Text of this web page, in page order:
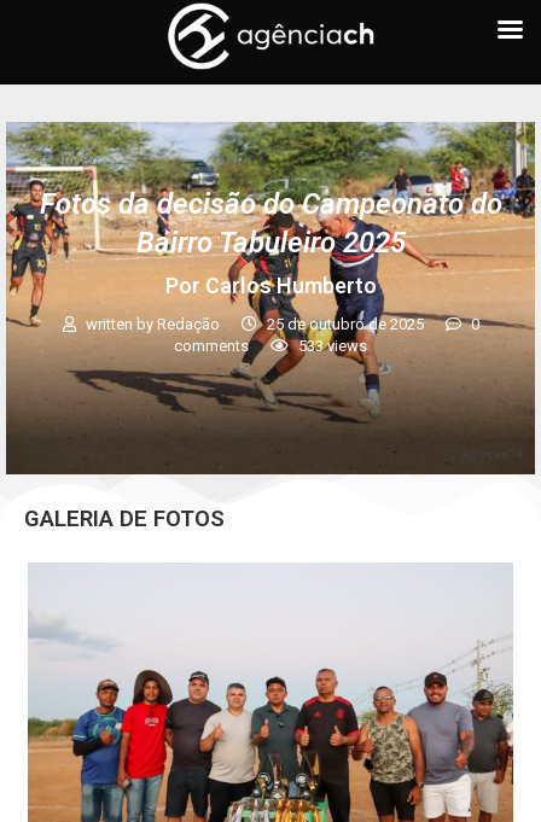
Fotos da decisão do Campeonato do
Bairro Tabuleiro 2025
Por Carlos Humberto
written by Redação 25 de outubro de 2025
0
comments
533views
GALERIA DE FOTOS